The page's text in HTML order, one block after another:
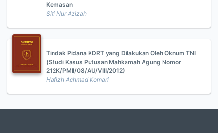
Kemasan
Siti Nur Azizah
Tindak Pidana KDRT yang Dilakukan Oleh Oknum TNI
(Studi Kasus Putusan Mahkamah Agung Nomor
212K/PMII/08/AU/VIII/2012)
Hafizh Achmad Komari